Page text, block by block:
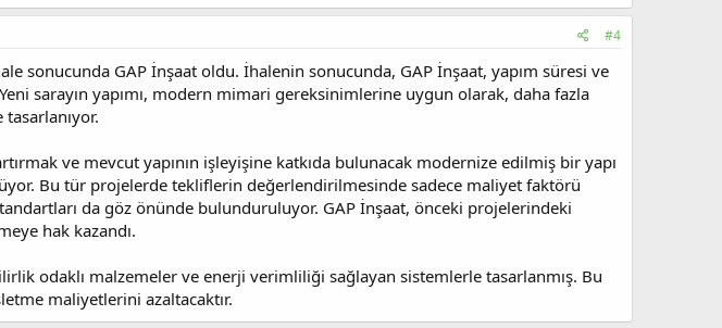
#4
sonucunda GAP İnşaat oldu. İhalenin sonucunda, GAP İnşaat, yapım süresi ve
sarayın yapımı, modern mimari gereksinimlerine uygun olarak, daha fazla
ve mevcut yapının işleyişine katkıda bulunacak modernize edilmiş bir yapı
Bu tür projelerde tekliflerin değerlendirilmesinde sadece maliyet faktörü
da göz önünde bulunduruluyor. GAP İnşaat, önceki projelerindeki
hak kazandı.
odaklı malzemeler ve enerji verimliliği sağlayan sistemlerle tasarlanmış. Bu
maliyetlerini azaltacaktır.